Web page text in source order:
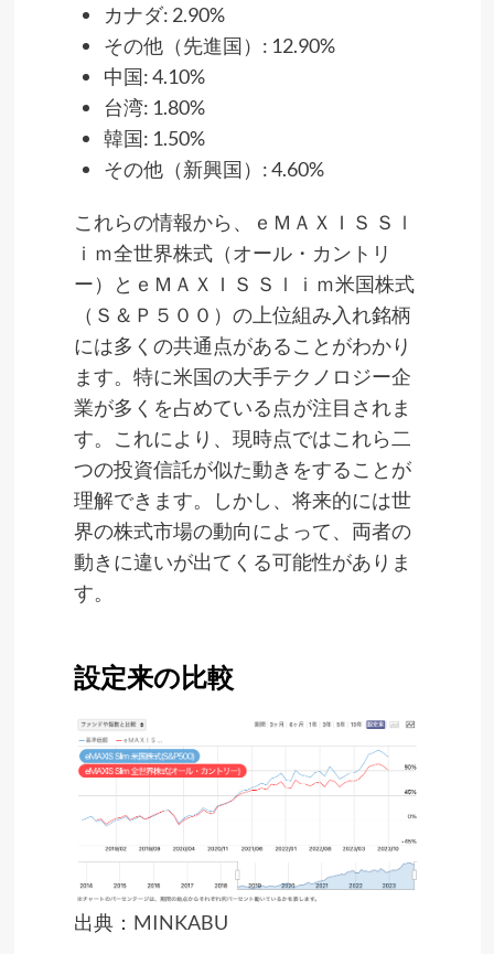
カナダ: 2.90%
その他（先進国）: 12.90%
中国: 4.10%
台湾: 1.80%
韓国: 1.50%
その他（新興国）: 4.60%
これらの情報から、ｅＭＡＸＩＳ Ｓｌ
ｉｍ全世界株式（オール・カントリ
ー）とｅＭＡＸＩＳ Ｓｌｉｍ米国株式
（Ｓ＆Ｐ５００）の上位組み入れ銘柄
には多くの共通点があることがわかり
ます。特に米国の大手テクノロジー企
業が多くを占めている点が注目されま
す。これにより、現時点ではこれら二
つの投資信託が似た動きをすることが
理解できます。しかし、将来的には世
界の株式市場の動向によって、両者の
動きに違いが出てくる可能性がありま
す。
設定来の比較
出典： MINKABU